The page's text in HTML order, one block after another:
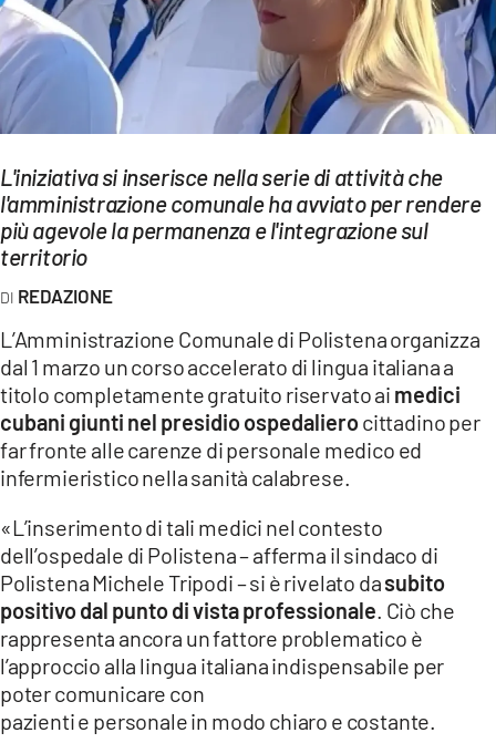
EVENTI
SPORT
Streaming
LAC TV
LAC NETWORK
LAC ONAIR
LaC
Network
LACPLAY.IT
LACTV.IT
LACONAIR.IT
LACITYMAG.IT
ILREGGINO.IT
COSENZACHANNEL.IT
ILVIBONESE.IT
CATANZAROCHANNEL.IT
L'iniziativa si inserisce nella serie di attività che
l'amministrazione comunale ha avviato per rendere
più agevole la permanenza e l'integrazione sul
territorio
REDAZIONE
L’Amministrazione Comunale di Polistena organizza
dal 1 marzo un corso accelerato di lingua italiana a
titolo completamente gratuito riservato ai medici
cubani giunti nel presidio ospedalierocittadino per
far fronte alle carenze di personale medico ed
infermieristico nella sanità calabrese.
«L’inserimento di tali medici nel contesto
dell’ospedale di Polistena – afferma il sindaco di
Polistena Michele Tripodi – si è rivelato dasubito
positivo dal punto di vista professionale. Ciò che
rappresenta ancora un fattore problematico è
l’approccio alla lingua italiana indispensabile per
poter comunicare con
pazienti e personale in modo chiaro e costante.